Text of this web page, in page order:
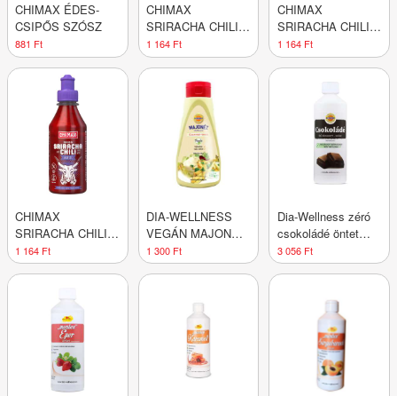
CHIMAX ÉDES-
CSIPŐS SZÓSZ
881 Ft
CHIMAX
SRIRACHA CHILI
SZÓSZ
1 164 Ft
CHIMAX
SRIRACHA CHILI
SZÓSZ EXT.FOKH.
1 164 Ft
CHIMAX
SRIRACHA CHILI
SZÓSZ
FOKHAGYMA
1 164 Ft
DIA-WELLNESS
VEGÁN MAJONÉZ
450G
1 300 Ft
Dia-Wellness zéró
csokoládé öntet
fagyihoz/sütihez
500 g
3 056 Ft